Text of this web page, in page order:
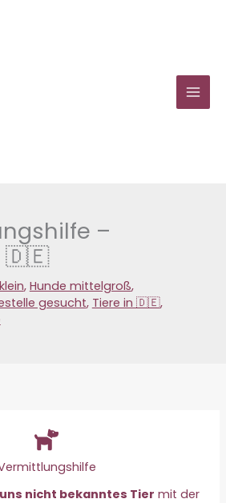
–
🇩🇪
, Hunde mittelgroß,
gesucht, Tiere in 🇩🇪,
uns nicht bekanntes Tier mit der